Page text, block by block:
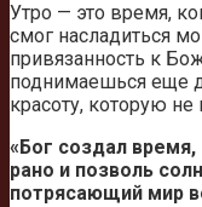
Утро — это время,
смог насладиться
привязанность к
поднимаешься еще
красоту, которую
«Бог создал время,
рано и позволь
потрясающий мир